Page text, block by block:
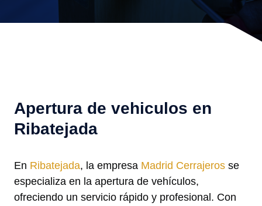
Apertura de vehiculos en
Ribatejada
En Ribatejada, la empresa Madrid Cerrajeros se
especializa en la apertura de vehículos,
ofreciendo un servicio rápido y profesional. Con